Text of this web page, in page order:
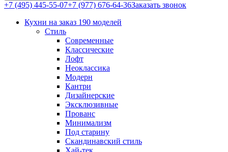
+7 (495) 445-55-07+7 (977) 676-64-36Заказать звонок
Кухни на заказ 190 моделей
Стиль
Современные
Классические
Лофт
Неоклассика
Модерн
Кантри
Дизайнерские
Эксклюзивные
Прованс
Минимализм
Под старину
Скандинавский стиль